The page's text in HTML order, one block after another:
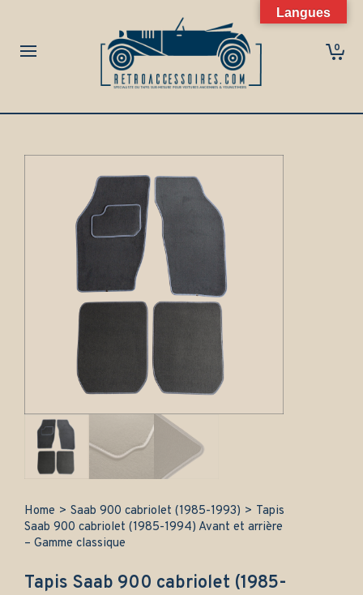
0
Home > Saab 900 cabriolet (1985-1993) > Tapis
Saab 900 cabriolet (1985-1994) Avant et arrière
– Gamme classique
Tapis Saab 900 cabriolet (1985-
Langues